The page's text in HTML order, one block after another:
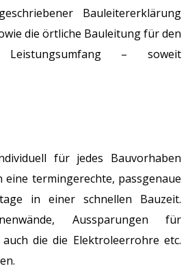
Bauleitererklärung
die örtliche Bauleitung für den
Leistungsumfang – soweit
für jedes Bauvorhaben
termingerechte, passgenaue
in einer schnellen Bauzeit.
Aussparungen für
die die Elektroleerrohre etc.